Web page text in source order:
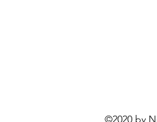
©2020 by